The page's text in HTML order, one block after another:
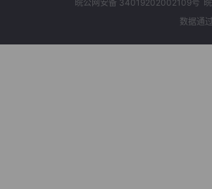
皖公网安备 34019202002109号
数据通